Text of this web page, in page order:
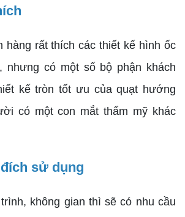
hàng rất thích các thiết kế hình ốc
nhưng có một số bộ phận khách
kế tròn tốt ưu của quạt hướng
có một con mắt thẩm mỹ khác
sử dụng
không gian thì sẽ có nhu cầu